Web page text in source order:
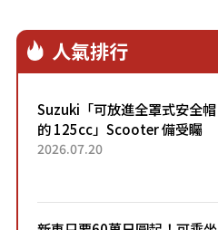
人氣排行
Suzuki「可放進全罩式安全帽
的 125cc」Scooter 備受矚
目！採用全新流線設計與各項
2026.07.20